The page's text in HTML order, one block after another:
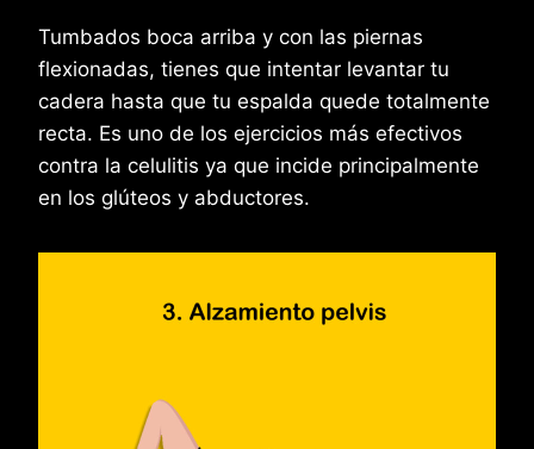
Tumbados boca arriba y con las piernas
flexionadas, tienes que intentar levantar tu
cadera hasta que tu espalda quede totalmente
recta. Es uno de los ejercicios más efectivos
contra la celulitis ya que incide principalmente
en los glúteos y abductores.